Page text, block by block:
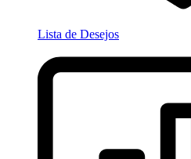
Lista de Desejos